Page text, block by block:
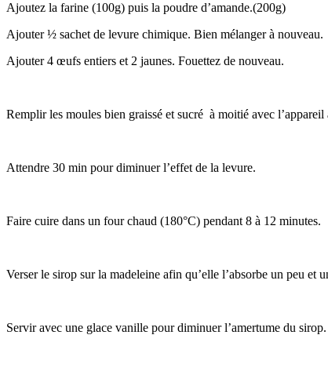
Ajoutez la farine (100g) puis la poudre d’amande.(200g)
Ajouter ½ sachet de levure chimique. Bien mélanger à nouveau.
Ajouter 4 œufs entiers et 2 jaunes. Fouettez de nouveau.
Remplir les moules bien graissé et sucré à moitié avec
Attendre 30 min pour diminuer l’effet de la levure.
Faire cuire dans un four chaud (180°C) pendant 8 à 12 minutes.
Verser le sirop sur la madeleine afin qu’elle l’absorbe un peu et
Servir avec une glace vanille pour diminuer l’amertume du sirop.